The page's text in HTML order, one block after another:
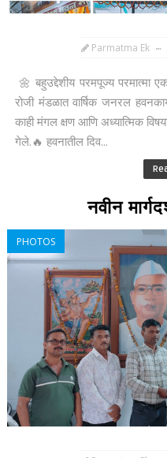
Parmatma Ek
🌼 बहुउद्देशीय परमपूज्य
रोजी मंडळात वार्षिक जनरल
काही मंगल क्षण आणि अध्यात्मिक
गेले.🔥 हवनातील दिव...
नवीन
PHOTOS